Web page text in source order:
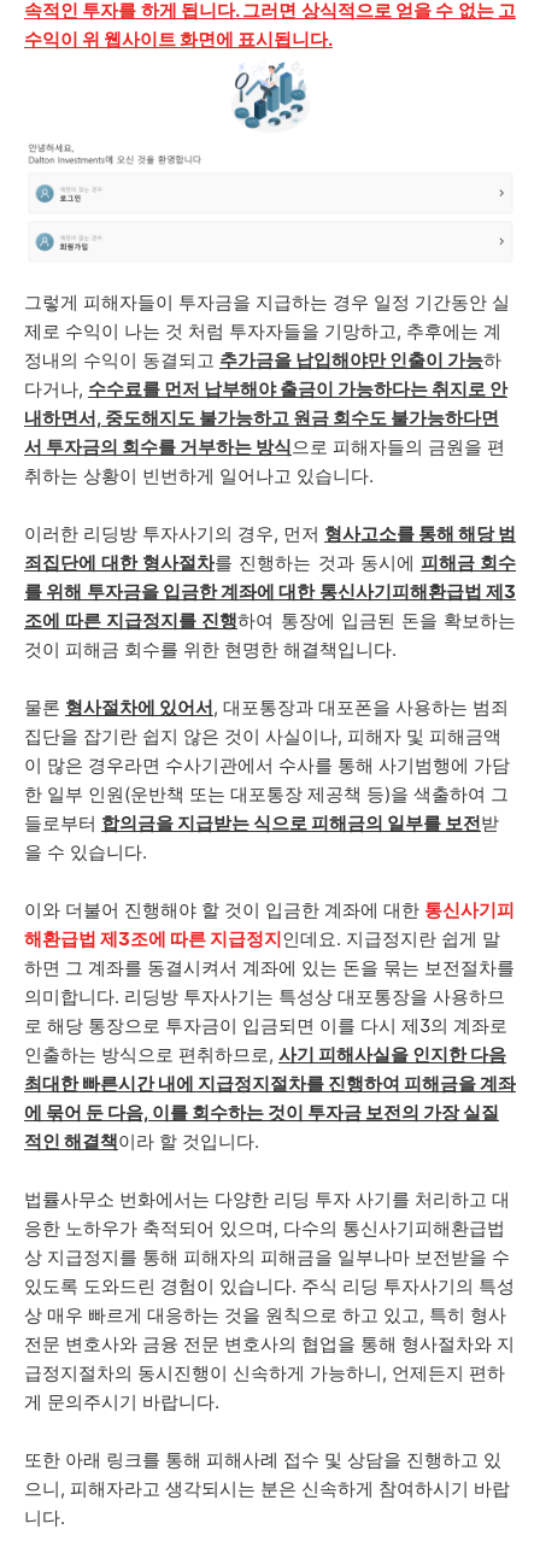
속적인 투자를 하게 됩니다. 그러면 상식적으로 얻을 수 없는 고
수익이 위 웹사이트 화면에 표시됩니다.
그렇게 피해자들이 투자금을 지급하는 경우 일정 기간동안 실
제로 수익이 나는 것 처럼 투자자들을 기망하고, 추후에는 계
정내의 수익이 동결되고 추가금을 납입해야만 인출이 가능하
다거나, 수수료를 먼저 납부해야 출금이 가능하다는 취지로 안
내하면서, 중도해지도 불가능하고 원금 회수도 불가능하다면
서 투자금의 회수를 거부하는 방식으로 피해자들의 금원을 편
취하는 상황이 빈번하게 일어나고 있습니다.
이러한 리딩방 투자사기의 경우, 먼저 형사고소를 통해 해당 범
죄집단에 대한 형사절차를 진행하는 것과 동시에 피해금 회수
를 위해 투자금을 입금한 계좌에 대한 통신사기피해환급법 제3
조에 따른 지급정지를 진행하여 통장에 입금된 돈을 확보하는
것이 피해금 회수를 위한 현명한 해결책입니다.
물론 형사절차에 있어서, 대포통장과 대포폰을 사용하는 범죄
집단을 잡기란 쉽지 않은 것이 사실이나, 피해자 및 피해금액
이 많은 경우라면 수사기관에서 수사를 통해 사기범행에 가담
한 일부 인원(운반책 또는 대포통장 제공책 등)을 색출하여 그
들로부터 합의금을 지급받는 식으로 피해금의 일부를 보전받
을 수 있습니다.
이와 더불어 진행해야 할 것이 입금한 계좌에 대한 통신사기피
해환급법 제3조에 따른 지급정지인데요. 지급정지란 쉽게 말
하면 그 계좌를 동결시켜서 계좌에 있는 돈을 묶는 보전절차를
의미합니다. 리딩방 투자사기는 특성상 대포통장을 사용하므
로 해당 통장으로 투자금이 입금되면 이를 다시 제3의 계좌로
인출하는 방식으로 편취하므로, 사기 피해사실을 인지한 다음
최대한 빠른시간 내에 지급정지절차를 진행하여 피해금을 계좌
에 묶어 둔 다음, 이를 회수하는 것이 투자금 보전의 가장 실질
적인 해결책이라 할 것입니다.
법률사무소 번화에서는 다양한 리딩 투자 사기를 처리하고 대
응한 노하우가 축적되어 있으며, 다수의 통신사기피해환급법
상 지급정지를 통해 피해자의 피해금을 일부나마 보전받을 수
있도록 도와드린 경험이 있습니다. 주식 리딩 투자사기의 특성
상 매우 빠르게 대응하는 것을 원칙으로 하고 있고, 특히 형사
전문 변호사와 금융 전문 변호사의 협업을 통해 형사절차와 지
급정지절차의 동시진행이 신속하게 가능하니, 언제든지 편하
게 문의주시기 바랍니다.
또한 아래 링크를 통해 피해사례 접수 및 상담을 진행하고 있
으니, 피해자라고 생각되시는 분은 신속하게 참여하시기 바랍
니다.